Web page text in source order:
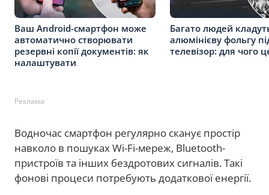
Ваш Android-смартфон може
автоматично створювати
резервні копії документів: як
налаштувати
Багато людей
алюмінієву фольгу
телевізор: для чого
Реклама
Водночас смартфон регулярно сканує простір
навколо в пошуках Wi-Fi-мереж, Bluetooth-
пристроїв та інших бездротових сигналів. Такі
фонові процеси потребують додаткової енергії.